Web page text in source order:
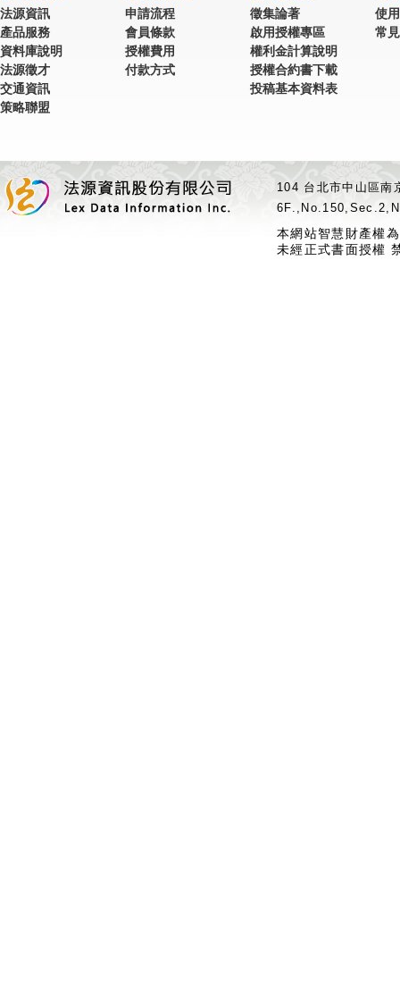
法源資訊
產品服務
資料庫說明
法源徵才
交通資訊
策略聯盟
申請流程
會員條款
授權費用
付款方式
徵集論著
啟用授權專區
權利金計算說明
授權合約書下載
投稿基本資料表
使
常
104 台北市中山區
本網站智慧財產權
未經正式書面授權